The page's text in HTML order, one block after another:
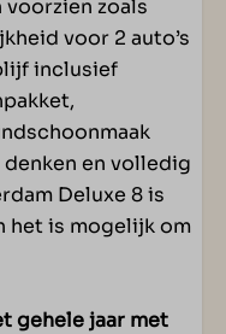
voorzien zoals
voor 2 auto’s
inclusief
en volledig
Deluxe 8 is
het is mogelijk om
gehele jaar met